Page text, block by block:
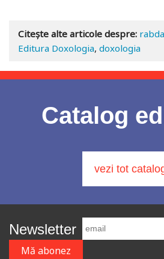
Citește alte articole despre:
Editura Doxologia, doxologia
Catalog
vezi tot
Newsletter